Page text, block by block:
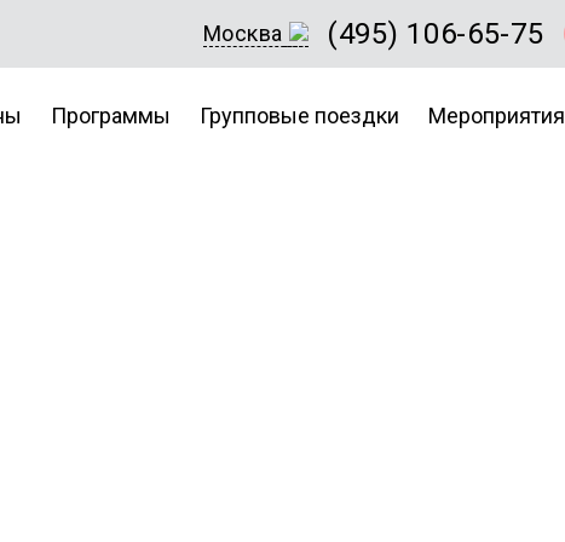
Москва (495) 106-65-75
Программы Групповые поездки Мероприятия